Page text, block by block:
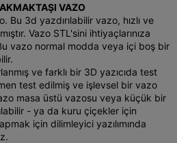
VAZO
3d yazdırılabilir vazo, hızlı ve
Vazo STL'sini ihtiyaçlarınıza
vazo normal modda veya içi boş bir
ve farklı bir 3D yazıcıda test
test edilmiş ve işlevsel bir vazo
masa üstü vazosu veya küçük bir
- ya da kuru çiçekler için
için dilimleyici yazılımında